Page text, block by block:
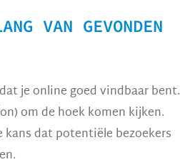
VAN GEVONDEN
je online goed vindbaar bent.
om de hoek komen kijken.
dat potentiële bezoekers